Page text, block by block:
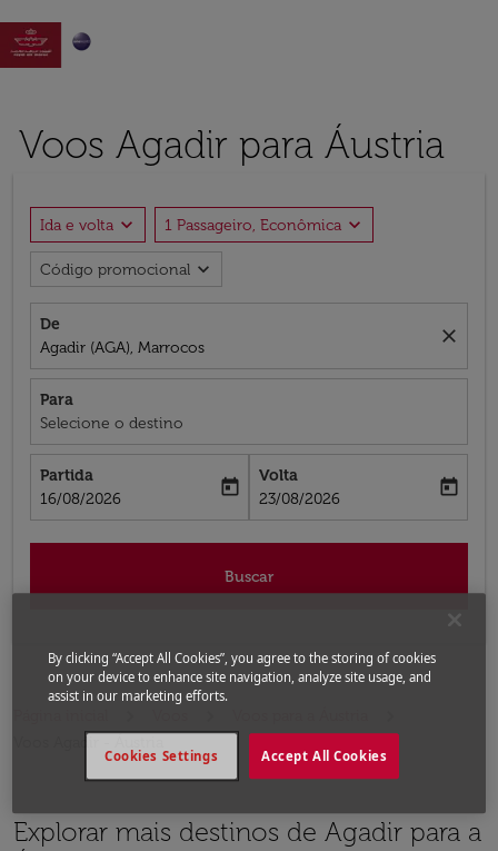

Voos Agadir para Áustria
Ida e volta expand_more 1 Passageiro, Econômica expand_more
Código promocional expand_more
De
Agadir (AGA), Marrocos
close
Para
Selecione o destino
Partida
fc-booking-departure-date-aria-label
16/08/2026
today
Volta
fc-booking-return-date-aria-label
23/08/2026
today
Buscar
Explorar mais destinos de Agadir para a
By clicking “Accept All Cookies”, you agree to the storing of cookies
on your device to enhance site navigation, analyze site usage, and
assist in our marketing efforts.
Accept All Cookies
Cookies Settings